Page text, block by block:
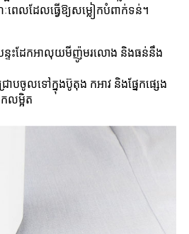
ពេលដែលធ្វើឱ្យសម្លៀកបំពាក់ទន់។
យបន្ទះដែកអាលុយមីញ៉ូមរលោង និងធន់នឹង
រាបចូលទៅក្នុងប៊ូតុង កអាវ និងផ្នែកផ្សេង
លម្អិត